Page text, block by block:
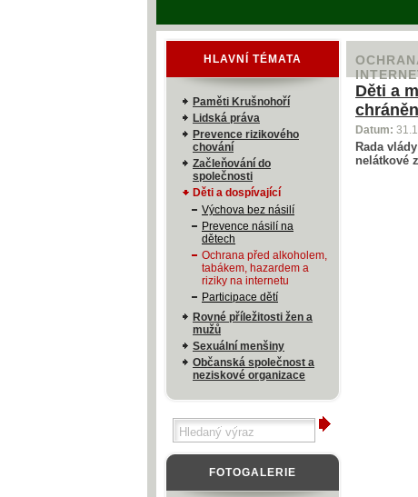
Děti a
Datum:
Rada
nelátkové
HLAVNÍ TÉMATA
Paměti Krušnohoří
Lidská práva
Prevence rizikového
chování
Začleňování do
společnosti
Děti a dospívající
Výchova bez násilí
Prevence násilí na
dětech
Ochrana před alkoholem,
tabákem, hazardem a
riziky na internetu
Participace dětí
Rovné příležitosti žen a
mužů
Sexuální menšiny
Občanská společnost a
neziskové organizace
FOTOGALERIE